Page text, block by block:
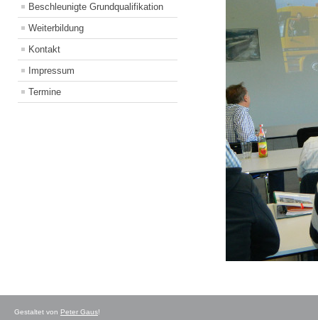
Beschleunigte Grundqualifikation
Weiterbildung
Kontakt
Impressum
Termine
Gestaltet von Peter Gaus!